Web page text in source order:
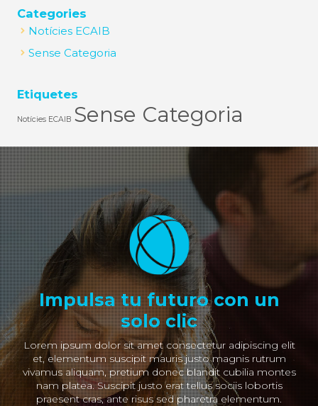
Categories
Notícies ECAIB
Sense Categoria
Etiquetes
Notícies ECAIB Sense Categoria
Impulsa tu futuro con un
solo clic
Lorem ipsum dolor sit amet consectetur adipiscing elit
et, elementum suscipit mauris justo magnis rutrum
vivamus aliquam, pretium donec blandit cubilia montes
nam platea. Suscipit justo erat tellus sociis lobortis
praesent cras, ante risus sed pharetra elementum.